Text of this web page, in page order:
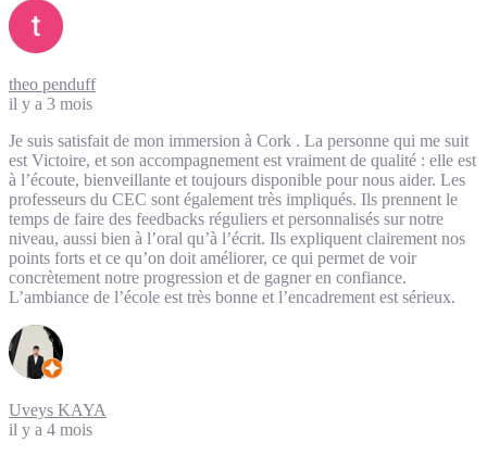
theo penduff
il y a 3 mois
Je suis satisfait de mon immersion à Cork . La personne qui me suit
est Victoire, et son accompagnement est vraiment de qualité : elle est
à l’écoute, bienveillante et toujours disponible pour nous aider. Les
professeurs du CEC sont également très impliqués. Ils prennent le
temps de faire des feedbacks réguliers et personnalisés sur notre
niveau, aussi bien à l’oral qu’à l’écrit. Ils expliquent clairement nos
points forts et ce qu’on doit améliorer, ce qui permet de voir
concrètement notre progression et de gagner en confiance.
L’ambiance de l’école est très bonne et l’encadrement est sérieux.
Uveys KAYA
il y a 4 mois